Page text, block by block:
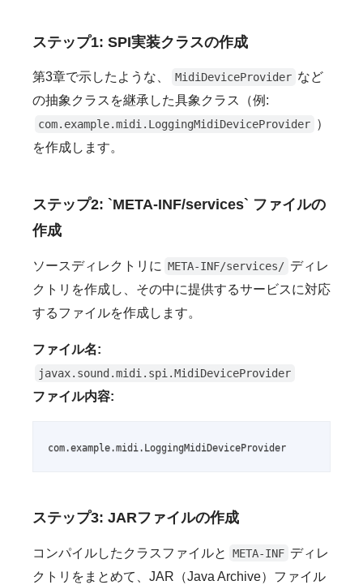
ステップ1: SPI実装クラスの作成
第3章で示したような、 MidiDeviceProvider など
の抽象クラスを継承した具象クラス（例:
com.example.midi.LoggingMidiDeviceProvider ）
を作成します。
ステップ2: `META-INF/services` ファイルの
作成
ソースディレクトリに META-INF/services/ ディレ
クトリを作成し、その中に提供するサービスに対応
するファイルを作成します。
ファイル名:
javax.sound.midi.spi.MidiDeviceProvider
ファイル内容:
com.example.midi.LoggingMidiDeviceProvider
ステップ3: JARファイルの作成
コンパイルしたクラスファイルと META-INF ディレ
クトリをまとめて、JAR（Java Archive）ファイル